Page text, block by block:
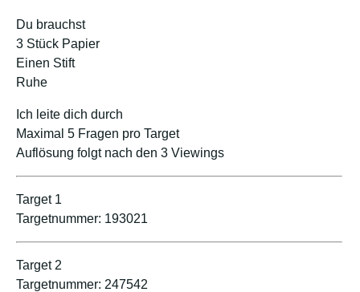
Du brauchst
3 Stück Papier
Einen Stift
Ruhe
Ich leite dich durch
Maximal 5 Fragen pro Target
Auflösung folgt nach den 3 Viewings
Target 1
Targetnummer: 193021
Target 2
Targetnummer: 247542